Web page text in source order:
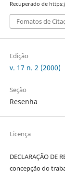
Recuperado de
Fomatos de
Edição
v. 17 n. 2 (2000)
Seção
Resenha
Licença
DECLARAÇÃO DE
concepção do